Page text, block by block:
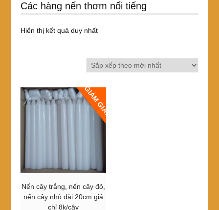
Các hàng nến thơm nổi tiếng
Hiển thị kết quả duy nhất
GIẢM GIÁ!
Nến cây trắng, nến cây đỏ,
nến cây nhỏ dài 20cm giá
chỉ 8k/cây